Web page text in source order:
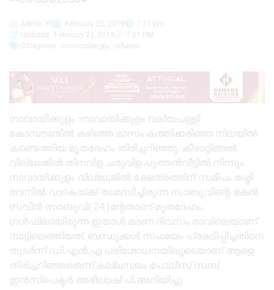
Admin YS February 23, 2019
7:21 pm
Updated : February 23, 2019
7:21 PM
Categories :
നാവായ്ക്കുളം വർക്കല
നാവായിക്കുളം :നാവായിക്കുളം വലിയപള്ളി
കോമ്പൗണ്ടിൽ കഴിഞ്ഞ മാസം കത്തിക്കരിഞ്ഞ നിലയിൽ
കണ്ടെത്തിയ മൃതദേഹം തിരിച്ചറിഞ്ഞു. കീഴാറ്റിങ്ങൽ
വില്ലേജിൽ തിനവിള ചരുവിള പുത്തൻവീട്ടിൽ നിന്നും
നാവായിക്കുളം വില്ലേജിൽ ക്ഷേത്രത്തിന് സമീപം രശ്മി
ഭവനിൽ വാടകയ്ക്ക് താമസിച്ചിരുന്ന സാബുവിന്റെ മകൻ
സവിൻ സാബുവി(24)ന്റേതാണ് മൃതദേഹം.
ഗൾഫിലായിരുന്ന ഇയാൾ മരണ ദിവസം രാവിലെയാണ്
നാട്ടിലെത്തിയത്. ബന്ധുക്കൾ സംശയം പ്രകടിപ്പിച്ചതിനെ
തുടർന്ന് ഡി.എൻ.എ പരിശോധനയിലൂടെയാണ് ആളെ
തിരിച്ചറിഞ്ഞതെന്ന് കല്ലമ്പലം പോലീസ് സബ്
ഇൻസ്പെക്ടർ അഭിലാഷ്.പി.അറിയിച്ചു